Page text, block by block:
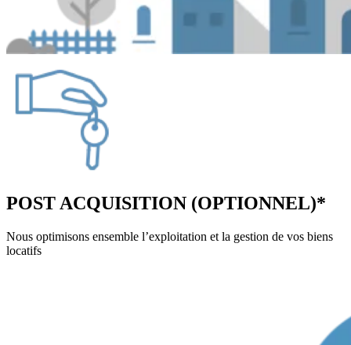
POST ACQUISITION (OPTIONNEL)*
Nous optimisons ensemble l’exploitation et la gestion de vos biens
locatifs